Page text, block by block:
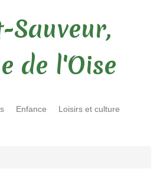
Sauveur,
de l'Oise
Enfance Loisirs et culture